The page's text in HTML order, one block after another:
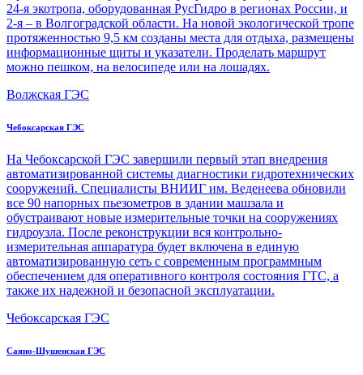
24-я экотропа, оборудованная РусГидро в регионах России, и
2-я – в Волгоградской области. На новой экологической тропе
протяженностью 9,5 км созданы места для отдыха, размещены
информационные щиты и указатели. Проделать маршрут
можно пешком, на велосипеде или на лошадях.
Волжская ГЭС
Чебоксарская ГЭС
На Чебоксарской ГЭС завершили первый этап внедрения
автоматизированной системы диагностики гидротехнических
сооружений. Специалисты ВНИИГ им. Веденеева обновили
все 90 напорных пьезометров в здании машзала и
обустраивают новые измерительные точки на сооружениях
гидроузла. После реконструкции вся контрольно-
измерительная аппаратура будет включена в единую
автоматизированную сеть с современным программным
обеспечением для оперативного контроля состояния ГТС, а
также их надежной и безопасной эксплуатации.
Чебоксарская ГЭС
Саяно-Шушенская ГЭС